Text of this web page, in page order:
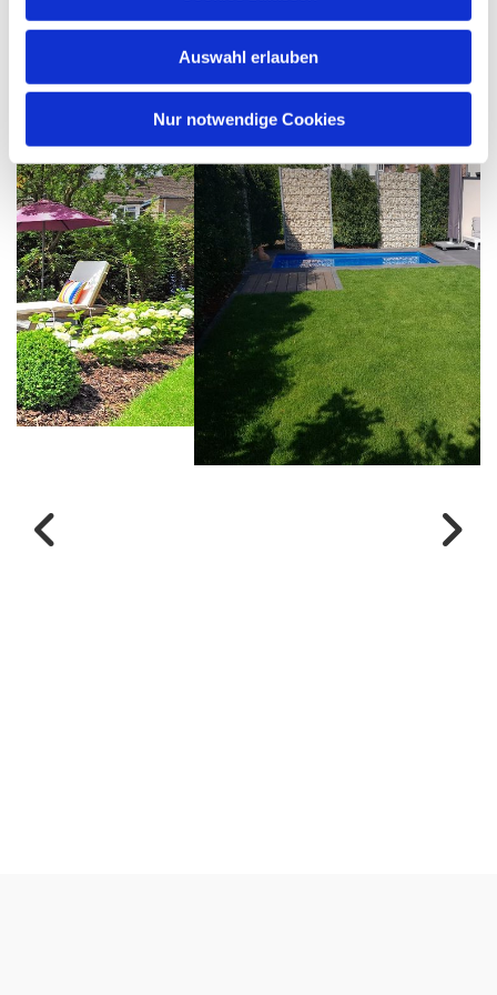
Auswahl erlauben
Nur notwendige Cookies
Individuelle Gärten nach Ihren Wünschen